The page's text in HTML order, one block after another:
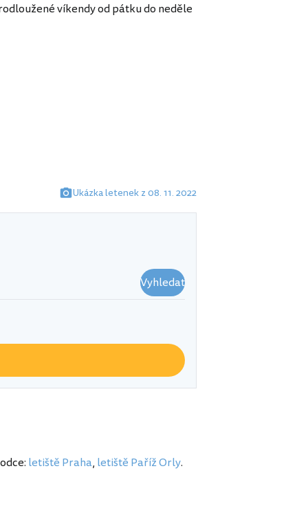
víkendy od pátku do neděle
Ukázka letenek z 08. 11. 2022
Vyhledat
letiště Praha, letiště Paříž Orly.